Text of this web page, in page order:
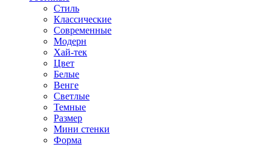
Стиль
Классические
Современные
Модерн
Хай-тек
Цвет
Белые
Венге
Светлые
Темные
Размер
Мини стенки
Форма